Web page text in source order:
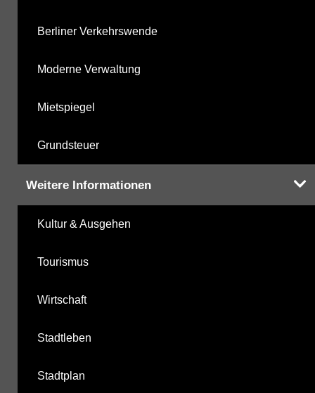
Berliner Verkehrswende
Moderne Verwaltung
Mietspiegel
Grundsteuer
Weitere Informationen
Kultur & Ausgehen
Tourismus
Wirtschaft
Stadtleben
Stadtplan